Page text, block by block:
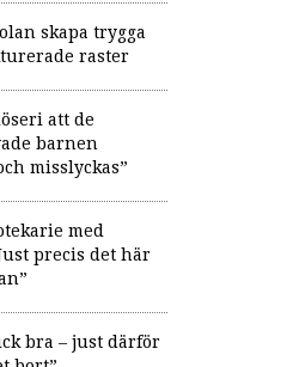
skapa trygga
raster
att de
barnen
misslyckas”
med
precis det här
bra – just därför